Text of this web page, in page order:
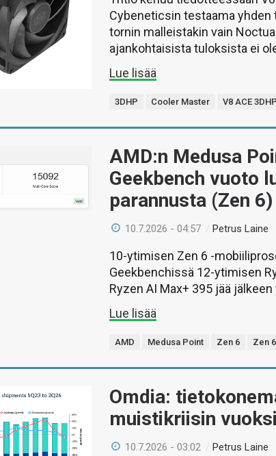
Cybeneticsin testaama
tornin malleistakin vain
ajankohtaisista tuloksista ei
Lue lisää
3DHP Cooler Master V8 ACE 3DHP
AMD:n Medusa
Geekbench vuoto
parannusta (Zen 6)
10.7.2026 - 04:57 /Petrus Laine
10-ytimisen Zen 6 -
Geekbenchissä 12-ytimisen
Ryzen AI Max+ 395 jää
Lue lisää
AMD Medusa Point Zen 6 Zen
Omdia:
muistikriisin vuoksi
10.7.2026 - 03:02 /Petrus Laine